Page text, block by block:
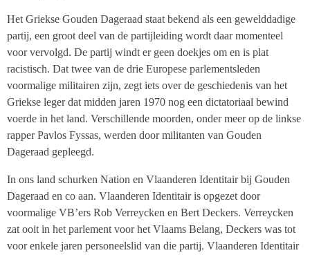
Het Griekse Gouden Dageraad staat bekend als een gewelddadige
partij, een groot deel van de partijleiding wordt daar momenteel
voor vervolgd. De partij windt er geen doekjes om en is plat
racistisch. Dat twee van de drie Europese parlementsleden
voormalige militairen zijn, zegt iets over de geschiedenis van het
Griekse leger dat midden jaren 1970 nog een dictatoriaal bewind
voerde in het land. Verschillende moorden, onder meer op de linkse
rapper Pavlos Fyssas, werden door militanten van Gouden
Dageraad gepleegd.
In ons land schurken Nation en Vlaanderen Identitair bij Gouden
Dageraad en co aan. Vlaanderen Identitair is opgezet door
voormalige VB’ers Rob Verreycken en Bert Deckers. Verreycken
zat ooit in het parlement voor het Vlaams Belang, Deckers was tot
voor enkele jaren personeelslid van die partij. Vlaanderen Identitair